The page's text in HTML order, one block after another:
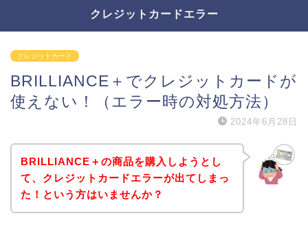
クレジットカードエラー
クレジットカード
BRILLIANCE＋でクレジットカードが
使えない！（エラー時の対処方法）
2024年6月28日
BRILLIANCE＋の商品を購入しようとし
て、クレジットカードエラーが出てしまっ
た！という方はいませんか？